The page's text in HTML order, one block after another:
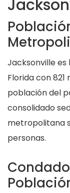
Jacksonville es
Florida con 821
población del
consolidado
metropolitana
personas.